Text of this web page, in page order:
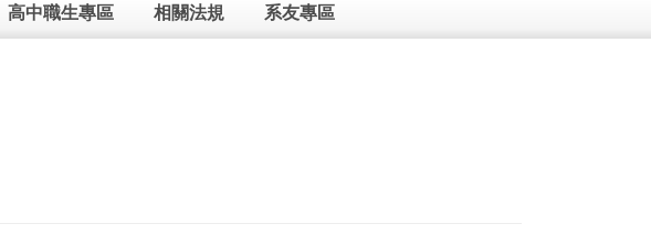
高中職生專區 相關法規 系友專區